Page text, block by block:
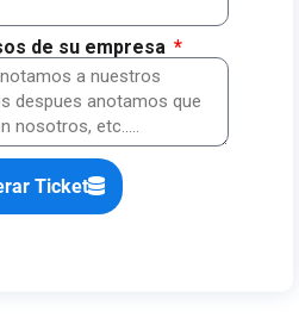
de su empresa
Ticket